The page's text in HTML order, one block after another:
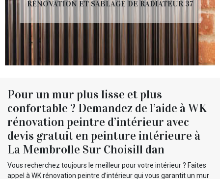
RÉNOVATION ET SABLAGE DE RADIATEUR 37
Pour un mur plus lisse et plus
confortable ? Demandez de l’aide à WK
rénovation peintre d’intérieur avec
devis gratuit en peinture intérieure à
La Membrolle Sur Choisill dan
Vous recherchez toujours le meilleur pour votre intérieur ? Faites
appel à WK rénovation peintre d’intérieur qui vous garantit un mur